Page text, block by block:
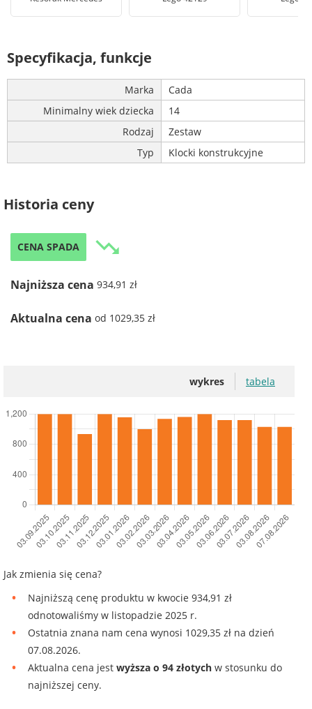
Specyfikacja, funkcje
Marka
Cada
Minimalny wiek dziecka
14
Rodzaj
Zestaw
Typ
Klocki konstrukcyjne
Historia ceny
CENA SPADA trending_down
Najniższa cena 934,91 zł
Aktualna cena od 1029,35 zł
wykres tabela
Jak zmienia się cena?
Najniższą cenę produktu w kwocie 934,91 zł
odnotowaliśmy w listopadzie 2025 r.
Ostatnia znana nam cena wynosi 1029,35 zł na dzień
07.08.2026.
Aktualna cena jest wyższa o 94 złotych w stosunku do
najniższej ceny.